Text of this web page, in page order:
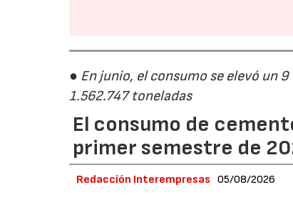
● En junio, el consumo se elevó un
1.562.747 toneladas
El consumo de
primer semestre de
Redacción Interempresas 05/08/2026